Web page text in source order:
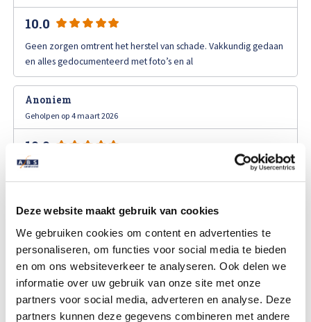
Deze website maakt gebruik van cookies
We gebruiken cookies om content en advertenties te
personaliseren, om functies voor social media te bieden
en om ons websiteverkeer te analyseren. Ook delen we
informatie over uw gebruik van onze site met onze
partners voor social media, adverteren en analyse. Deze
partners kunnen deze gegevens combineren met andere
10.0
Geen zorgen omtrent het herstel van schade. Vakkundig gedaan
en alles gedocumenteerd met foto’s en al
Anoniem
Geholpen op 4 maart 2026
10.0
Snelle goede
Anoniem
10.0
De klant heeft geen reactie achtergelaten.
Anoniem